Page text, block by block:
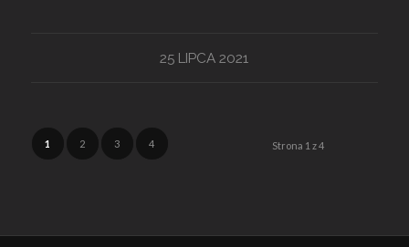
25 LIPCA 2021
Strona 1 z 4
1 2 3 4